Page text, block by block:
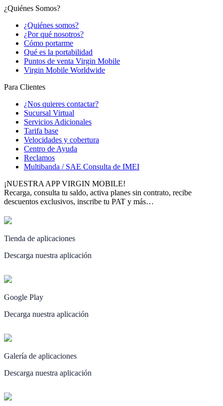
¿Quiénes Somos?
¿Quiénes somos?
¿Por qué nosotros?
Cómo portarme
Qué es la portabilidad
Puntos de venta Virgin Mobile
Virgin Mobile Worldwide
Para Clientes
¿Nos quieres contactar?
Sucursal Virtual
Servicios Adicionales
Tarifa base
Velocidades y cobertura
Centro de Ayuda
Reclamos
Multibanda / SAE Consulta de IMEI
¡NUESTRA APP VIRGIN MOBILE!
Recarga, consulta tu saldo, activa planes sin contrato, recibe
descuentos exclusivos, inscribe tu PAT y más…
Tienda de aplicaciones
Descarga nuestra aplicación
Google Play
Decarga nuestra aplicación
Galería de aplicaciones
Descarga nuestra aplicación